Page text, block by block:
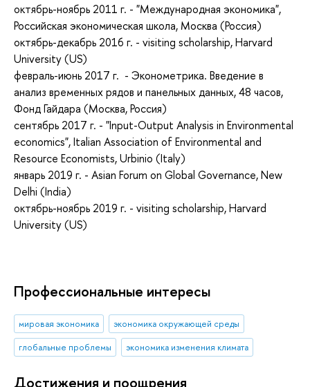
октябрь-ноябрь 2011 г. - "Международная экономика",
Российская экономическая школа, Москва (Россия)
октябрь-декабрь 2016 г. - visiting scholarship, Harvard
University (US)
февраль-июнь 2017 г. - Эконометрика. Введение в
анализ временных рядов и панельных данных, 48 часов,
Фонд Гайдара (Москва, Россия)
сентябрь 2017 г. - "Input-Output Analysis in Environmental
economics", Italian Association of Environmental and
Resource Economists, Urbinio (Italy)
январь 2019 г. - Asian Forum on Global Governance, New
Delhi (India)
октябрь-ноябрь 2019 г. - visiting scholarship, Harvard
University (US)
Профессиональные интересы
мировая экономика
экономика окружающей среды
глобальные проблемы
экономика изменения климата
Достижения и поощрения